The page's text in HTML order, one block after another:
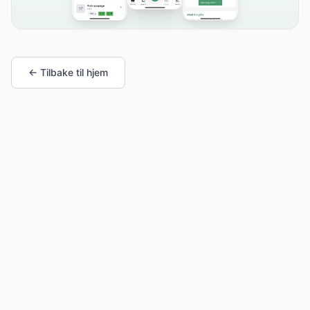
← Tilbake til hjem